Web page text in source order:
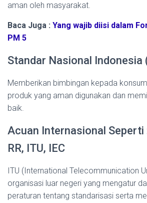
aman oleh masyarakat.
Baca Juga : Yang wajib diisi dalam
PM 5
Standar Nasional Indonesia
Memberikan bimbingan kepada
produk yang aman digunakan dan
baik.
Acuan Internasional Seperti
RR, ITU, IEC
ITU (International Telecommunication
organisasi luar negeri yang mengatur
peraturan tentang standarisasi serta